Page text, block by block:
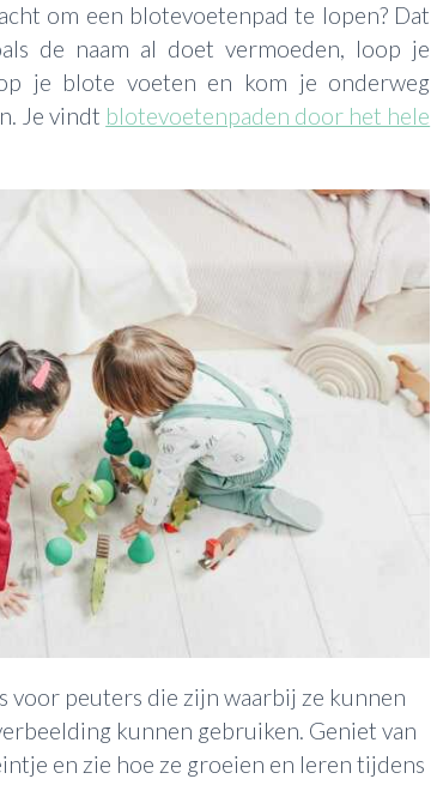
om een blotevoetenpad te lopen? Dat
de naam al doet vermoeden, loop je
je blote voeten en kom je onderweg
Je vindt blotevoetenpaden door het hele
voor peuters die zijn waarbij ze kunnen
kunnen gebruiken. Geniet van
en zie hoe ze groeien en leren tijdens